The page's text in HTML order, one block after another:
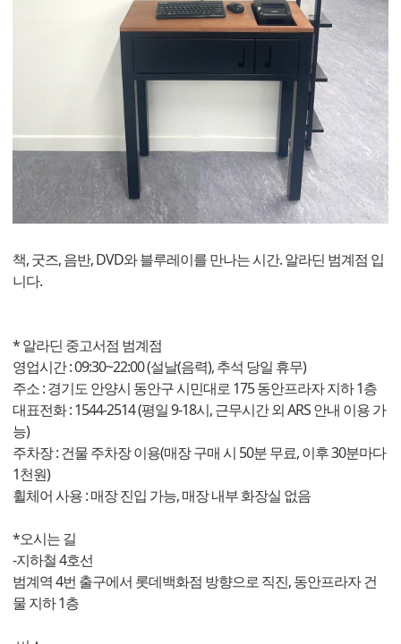
책, 굿즈, 음반, DVD와 블루레이를 만나는 시간. 알라딘 범계점 입
니다.
* 알라딘 중고서점 범계점
영업시간 : 09:30~22:00 (설날(음력), 추석 당일 휴무)
주소 : 경기도 안양시 동안구 시민대로 175 동안프라자 지하 1층
대표전화 : 1544-2514 (평일 9-18시, 근무시간 외 ARS 안내 이용 가
능)
주차장 : 건물 주차장 이용(매장 구매 시 50분 무료, 이후 30분마다
1천원)
휠체어 사용 : 매장 진입 가능, 매장 내부 화장실 없음
*오시는 길
-지하철 4호선
범계역 4번 출구에서 롯데백화점 방향으로 직진, 동안프라자 건
물 지하 1층